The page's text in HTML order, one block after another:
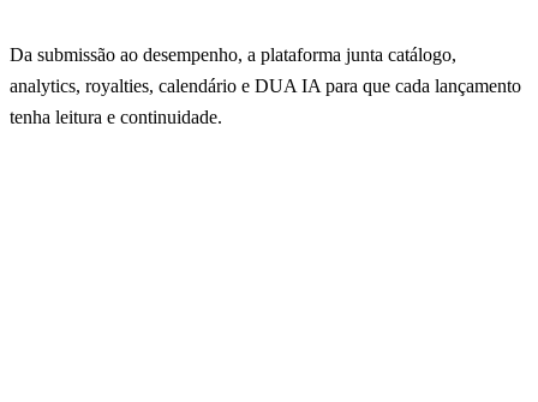
Da submissão ao desempenho, a plataforma junta catálogo,
analytics, royalties, calendário e DUA IA para que cada lançamento
tenha leitura e continuidade.